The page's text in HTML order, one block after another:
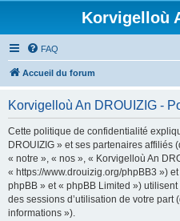
Korvigelloù
FAQ
Accueil du forum
Korvigelloù An DROUIZIG -
Cette politique de confidentialité
DROUIZIG » et ses partenaires affiliés
« notre », « nos », « Korvigelloù An
« https://www.drouizig.org/phpBB3 »)
phpBB » et « phpBB Limited »)
des sessions d’utilisation de votre part
informations »).